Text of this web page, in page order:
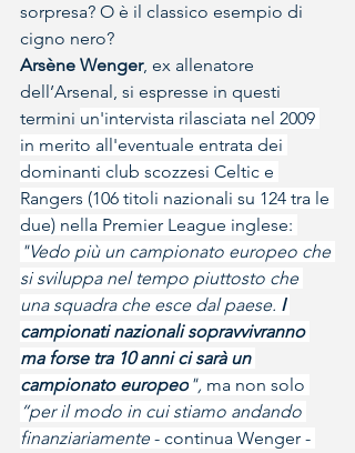
sorpresa? O è il classico esempio di
cigno nero?
Arsène Wenger, ex allenatore
dell’Arsenal, si espresse in questi
termini un'intervista rilasciata nel 2009
in merito all'eventuale entrata dei
dominanti club scozzesi Celtic e
Rangers (106 titoli nazionali su 124 tra le
due) nella Premier League inglese:
"Vedo più un campionato europeo che
si sviluppa nel tempo piuttosto che
una squadra che esce dal paese. I
campionati nazionali sopravvivranno
ma forse tra 10 anni ci sarà un
campionato europeo ", ma non solo
“per il modo in cui stiamo andando
finanziariamente - continua Wenger -